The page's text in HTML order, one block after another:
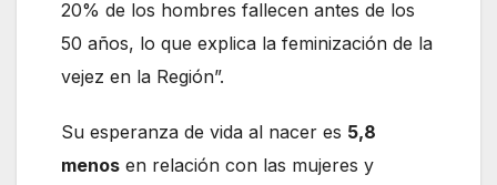
20% de los hombres fallecen antes de los
50 años, lo que explica la feminización de la
vejez en la Región”.
Su esperanza de vida al nacer es 5,8
menos en relación con las mujeres y